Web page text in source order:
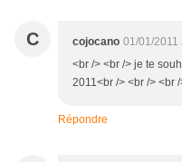
C cojocano 01/01/2011
<br /> <br /> je te
2011<br /> <br /> <br
Répondre